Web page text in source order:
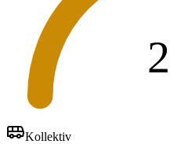
Kollektiv